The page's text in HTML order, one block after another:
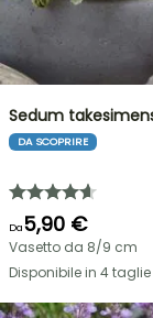
Sedum
DA SCOPRIRE
Da5,90 €
Vasetto da 8/9 cm
Disponibile in 4 taglie